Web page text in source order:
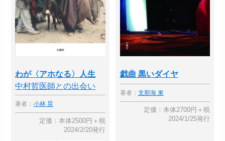
わが〈アホなる〉人生
中村哲医師との出会い
著者： 小林 晃
定価：本体2500円＋税
2024/2/20発行
戯曲 黒いダイヤ
著者： 支那海 東
定価：本体2700円＋税
2024/1/25発行